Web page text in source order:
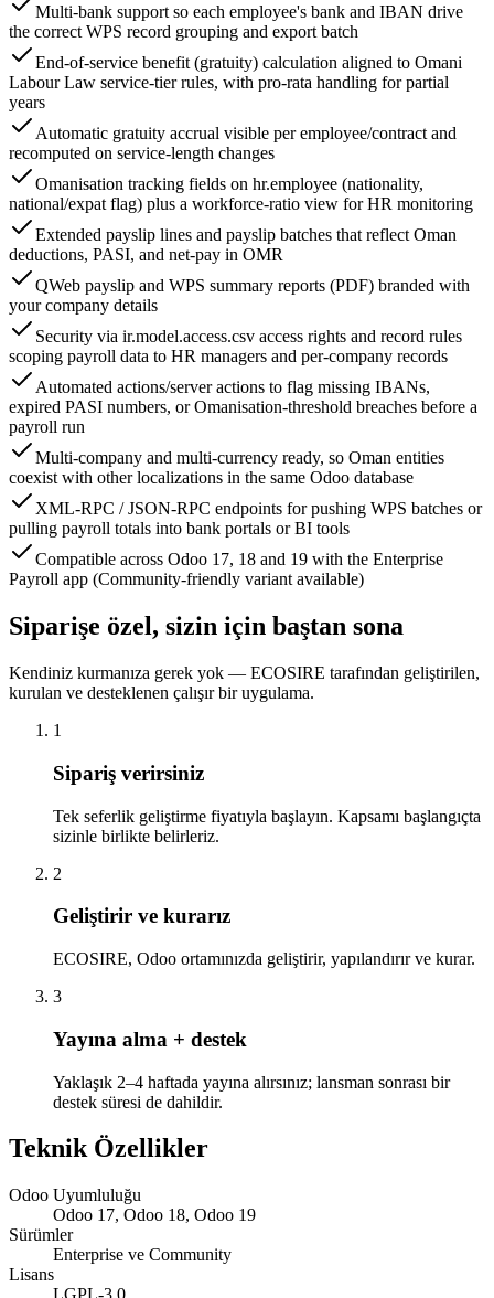
Multi-bank support so each employee's bank and IBAN drive
the correct WPS record grouping and export batch
End-of-service benefit (gratuity) calculation aligned to Omani
Labour Law service-tier rules, with pro-rata handling for partial
years
Automatic gratuity accrual visible per employee/contract and
recomputed on service-length changes
Omanisation tracking fields on hr.employee (nationality,
national/expat flag) plus a workforce-ratio view for HR monitoring
Extended payslip lines and payslip batches that reflect Oman
deductions, PASI, and net-pay in OMR
QWeb payslip and WPS summary reports (PDF) branded with
your company details
Security via ir.model.access.csv access rights and record rules
scoping payroll data to HR managers and per-company records
Automated actions/server actions to flag missing IBANs,
expired PASI numbers, or Omanisation-threshold breaches before a
payroll run
Multi-company and multi-currency ready, so Oman entities
coexist with other localizations in the same Odoo database
XML-RPC / JSON-RPC endpoints for pushing WPS batches or
pulling payroll totals into bank portals or BI tools
Compatible across Odoo 17, 18 and 19 with the Enterprise
Payroll app (Community-friendly variant available)
Siparişe özel, sizin için baştan sona
Kendiniz kurmanıza gerek yok — ECOSIRE tarafından geliştirilen,
kurulan ve desteklenen çalışır bir uygulama.
1
Sipariş verirsiniz
Tek seferlik geliştirme fiyatıyla başlayın. Kapsamı başlangıçta
sizinle birlikte belirleriz.
2
Geliştirir ve kurarız
ECOSIRE, Odoo ortamınızda geliştirir, yapılandırır ve kurar.
3
Yayına alma + destek
Yaklaşık 2–4 haftada yayına alırsınız; lansman sonrası bir
destek süresi de dahildir.
Teknik Özellikler
Odoo Uyumluluğu
Odoo 17, Odoo 18, Odoo 19
Sürümler
Enterprise ve Community
Lisans